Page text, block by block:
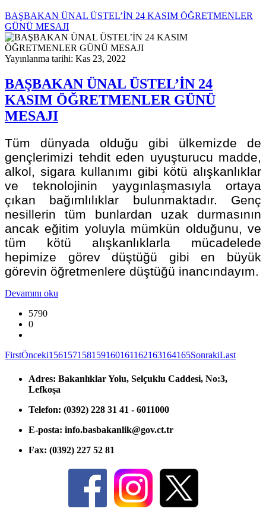
BAŞBAKAN ÜNAL ÜSTEL’İN 24 KASIM ÖĞRETMENLER
GÜNÜ MESAJI
Yayınlanma tarihi: Kas 23, 2022
BAŞBAKAN ÜNAL ÜSTEL’İN 24
KASIM ÖĞRETMENLER GÜNÜ
MESAJI
Tüm dünyada olduğu gibi ülkemizde de
gençlerimizi tehdit eden uyuşturucu madde,
alkol, sigara kullanımı gibi kötü alışkanlıklar
ve teknolojinin yaygınlaşmasıyla ortaya
çıkan bağımlılıklar bulunmaktadır. Genç
nesillerin tüm bunlardan uzak durmasının
ancak eğitim yoluyla mümkün olduğunu, ve
tüm kötü alışkanlıklarla mücadelede
hepimize görev düştüğü gibi en büyük
görevin öğretmenlere düştüğü inancındayım.
Devamını oku
5790
0
FirstÖnceki156157158159160161162163164165SonrakiLast
Adres: Bakanlıklar Yolu, Selçuklu Caddesi, No:3,
Lefkoşa
Telefon: (0392) 228 31 41 - 6011000
E-posta: info.basbakanlik@gov.ct.tr
Fax: (0392) 227 52 81